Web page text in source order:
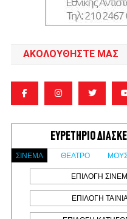
ΑΚΟΛΟΥΘΉΣΤΕ ΜΑΣ